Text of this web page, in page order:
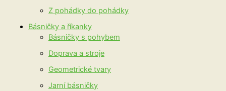
Z pohádky do pohádky
Básničky a říkanky
Básničky s pohybem
Doprava a stroje
Geometrické tvary
Jarní básničky